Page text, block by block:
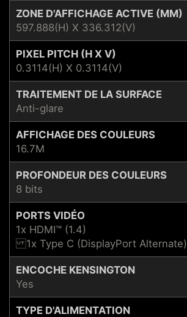
ZONE D'AFFICHAGE ACTIVE (MM)
597.888(H) X 336.312(V)
PIXEL PITCH (H X V)
0.3114(H) X 0.3114(V)
TRAITEMENT DE LA SURFACE
Anti-glare
AFFICHAGE DES COULEURS
16.7M
PROFONDEUR DES COULEURS
8 bits
PORTS VIDÉO
1x HDMI™ (1.4)
1x Type C (DisplayPort Alternate)
ENCOCHE KENSINGTON
Yes
TYPE D'ALIMENTATION